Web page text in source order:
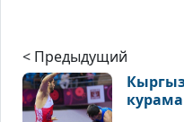
< Предыдущий